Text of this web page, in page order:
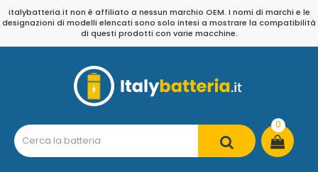
italybatteria.it non è affiliato a nessun marchio OEM. I nomi di marchi e le
designazioni di modelli elencati sono solo intesi a mostrare la compatibilità
di questi prodotti con varie macchine.
0